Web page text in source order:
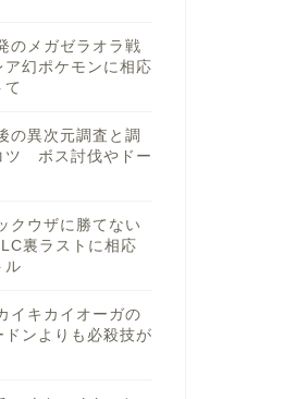
のメガゼラオラ戦
幻ポケモンに相応
て
の異次元調査と調
ツ ボス討伐やドー
クウザに勝てない
裏ラストに相応
ル
イキカイオーガの
ンよりも必殺技が